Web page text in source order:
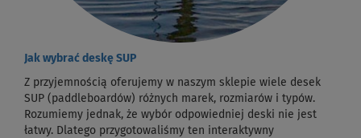
Jak wybrać deskę SUP
Z przyjemnością oferujemy w naszym sklepie wiele desek
SUP (paddleboardów) różnych marek, rozmiarów i typów.
Rozumiemy jednak, że wybór odpowiedniej deski nie jest
łatwy. Dlatego przygotowaliśmy ten interaktywny